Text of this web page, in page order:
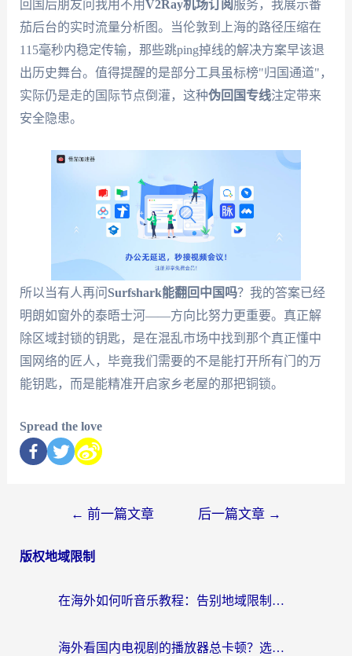
回国后朋友问我用不用V2Ray机场订阅 服务，我展示番
茄后台的实时流量分析图。当伦敦到上海的路径压缩在
115毫秒内稳定传输，那些跳ping掉线的解决方案早该退
出历史舞台。值得提醒的是部分工具虽标榜"归国通道"，
实际仍是走的国际节点倒灌，这种伪回国专线注定带来
安全隐患。
所以当有人再问 Surfshark能翻回中国吗？我的答案已经
明朗如窗外的泰晤士河——方向比努力更重要。真正解
除区域封锁的钥匙，是在混乱市场中找到那个真正懂中
国网络的匠人，毕竟我们需要的不是能打开所有门的万
能钥匙，而是能精准开启家乡老屋的那把铜锁。
Spread the love
← 前一篇文章 后一篇文章 →
版权地域限制
在海外如何听音乐教程：告别地域限制，随时听见国内的声音
海外看国内电视剧的播放器总卡顿？选对回国加速器才是关键